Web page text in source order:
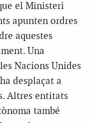
el Ministeri
apunten ordres
aquestes
Una
Nacions Unides
desplaçat a
Altres entitats
també